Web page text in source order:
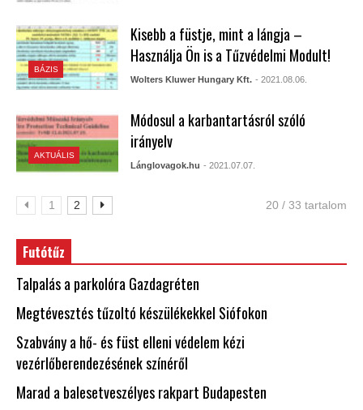
BÁZIS
Kisebb a füstje, mint a lángja –
Használja Ön is a Tűzvédelmi Modult!
Wolters Kluwer Hungary Kft. - 2021.08.06.
AKTUÁLIS
Módosul a karbantartásról szóló
irányelv
Lánglovagok.hu - 2021.07.07.
1 2 20 / 33 tartalom
Futótűz
Talpalás a parkolóra Gazdagréten
Megtévesztés tűzoltó készülékekkel Siófokon
Szabvány a hő- és füst elleni védelem kézi
vezérlőberendezésének színéről
Marad a balesetveszélyes rakpart Budapesten